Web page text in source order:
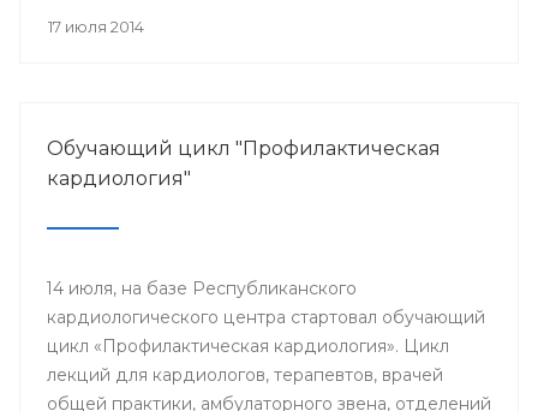
17 июля 2014
Обучающий цикл "Профилактическая
кардиология"
14 июля, на базе Республиканского
кардиологического центра стартовал обучающий
цикл «Профилактическая кардиология». Цикл
лекций для кардиологов, терапевтов, врачей
общей практики, амбулаторного звена, отделений